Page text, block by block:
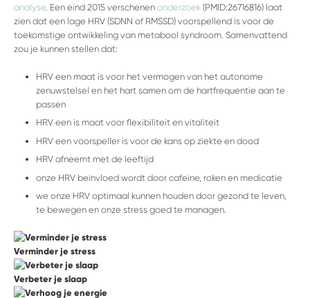
analyse. Een eind 2015 verschenen onderzoek(PMID:26716816) laat
zien dat een lage HRV (SDNN of RMSSD) voorspellend is voor de
toekomstige ontwikkeling van metabool syndroom. Samenvattend
zou je kunnen stellen dat:
HRV een maat is voor het vermogen van het autonome
zenuwstelsel en het hart samen om de hartfrequentie aan te
passen
HRV een is maat voor flexibiliteit en vitaliteit
HRV een voorspeller is voor de kans op ziekte en dood
HRV afneemt met de leeftijd
onze HRV beïnvloed wordt door cafeïne, roken en medicatie
we onze HRV optimaal kunnen houden door gezond te leven,
te bewegen en onze stress goed te managen.
Verminder je stress
Verbeter je slaap